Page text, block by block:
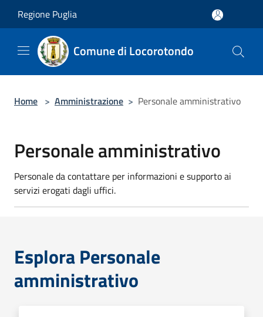
Regione Puglia
Comune di Locorotondo
Home > Amministrazione > Personale amministrativo
Personale amministrativo
Personale da contattare per informazioni e supporto ai
servizi erogati dagli uffici.
Esplora Personale
amministrativo